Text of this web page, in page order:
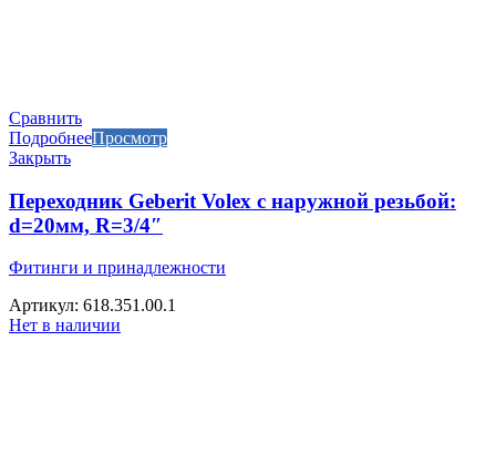
Сравнить
ПодробнееПросмотр
Закрыть
Переходник Geberit Volex с наружной резьбой:
d=20мм, R=3/4″
Фитинги и принадлежности
Артикул: 618.351.00.1
Нет в наличии